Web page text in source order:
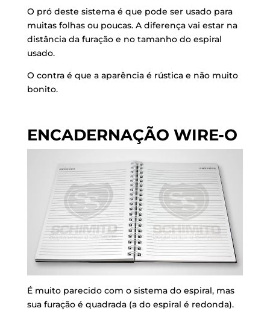
O pró deste sistema é que pode ser usado para
muitas folhas ou poucas. A diferença vai estar na
distância da furação e no tamanho do espiral
usado.
O contra é que a aparência é rústica e não muito
bonito.
ENCADERNAÇÃO WIRE-O
É muito parecido com o sistema do espiral, mas
sua furação é quadrada (a do espiral é redonda).